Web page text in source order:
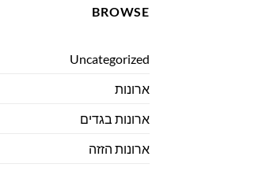
BROWSE
Uncategorized
ארונות
ארונות בגדים
ארונות הזזה